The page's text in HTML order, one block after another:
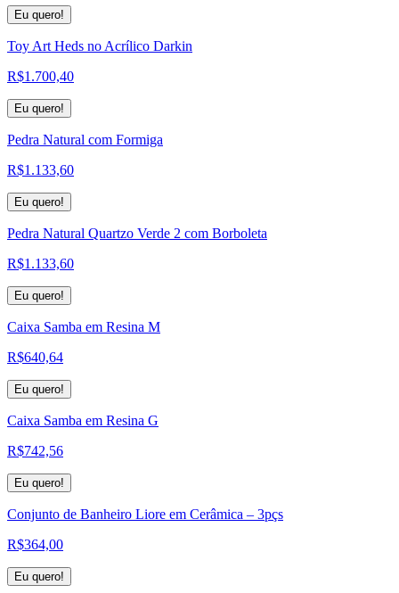
Eu quero!
Toy Art Heds no Acrílico Darkin
R$1.700,40
Eu quero!
Pedra Natural com Formiga
R$1.133,60
Eu quero!
Pedra Natural Quartzo Verde 2 com Borboleta
R$1.133,60
Eu quero!
Caixa Samba em Resina M
R$640,64
Eu quero!
Caixa Samba em Resina G
R$742,56
Eu quero!
Conjunto de Banheiro Liore em Cerâmica – 3pçs
R$364,00
Eu quero!